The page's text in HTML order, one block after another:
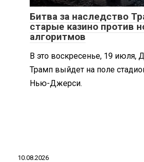
Битва за наследство
старые казино против
алгоритмов
В это воскресенье, 19 июля,
Трамп выйдет на поле
Нью-Джерси.
10.08.2026